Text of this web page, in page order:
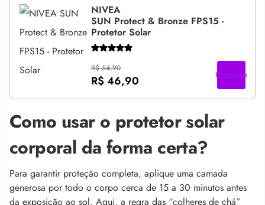
NIVEA
SUN Protect & Bronze FPS15 -
Protetor Solar
R$ 54,90
R$ 46,90 Compre
Como usar o protetor solar
corporal da forma certa?
Para garantir proteção completa, aplique uma camada
generosa por todo o corpo cerca de 15 a 30 minutos antes
da exposição ao sol. Aqui, a regra das “colheres de chá”